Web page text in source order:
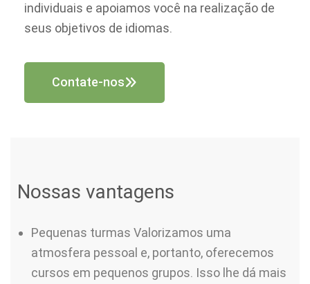
individuais e apoiamos você na realização de
seus objetivos de idiomas.
Contate-nos
Nossas vantagens
Pequenas turmas Valorizamos uma
atmosfera pessoal e, portanto, oferecemos
cursos em pequenos grupos. Isso lhe dá mais